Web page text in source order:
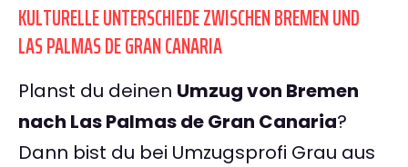
KULTURELLE UNTERSCHIEDE ZWISCHEN BREMEN UND
LAS PALMAS DE GRAN CANARIA
Planst du deinen Umzug von Bremen
nach Las Palmas de Gran Canaria?
Dann bist du bei Umzugsprofi Grau aus